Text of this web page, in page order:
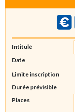
Intitulé
Date
Limite inscription
Durée prévisible
Places